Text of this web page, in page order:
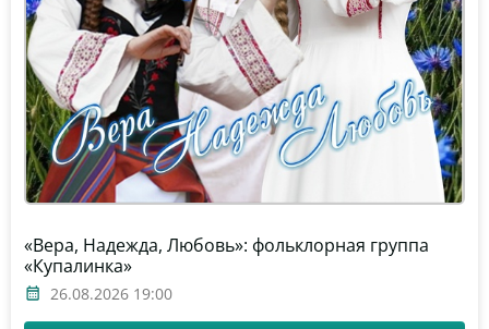
«Вера, Надежда, Любовь»: фольклорная группа
«Купалинка»
26.08.2026 19:00